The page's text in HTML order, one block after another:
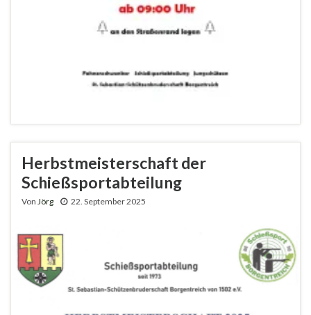
Herbstmeisterschaft der
Schießsportabteilung
Von Jörg 22. September 2025